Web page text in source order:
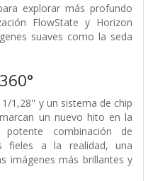
explorar más profundo
FlowState y Horizon
suaves como la seda
1,28'' y un sistema de chip
un nuevo hito en la
combinación de
fieles a la realidad, una
imágenes más brillantes y